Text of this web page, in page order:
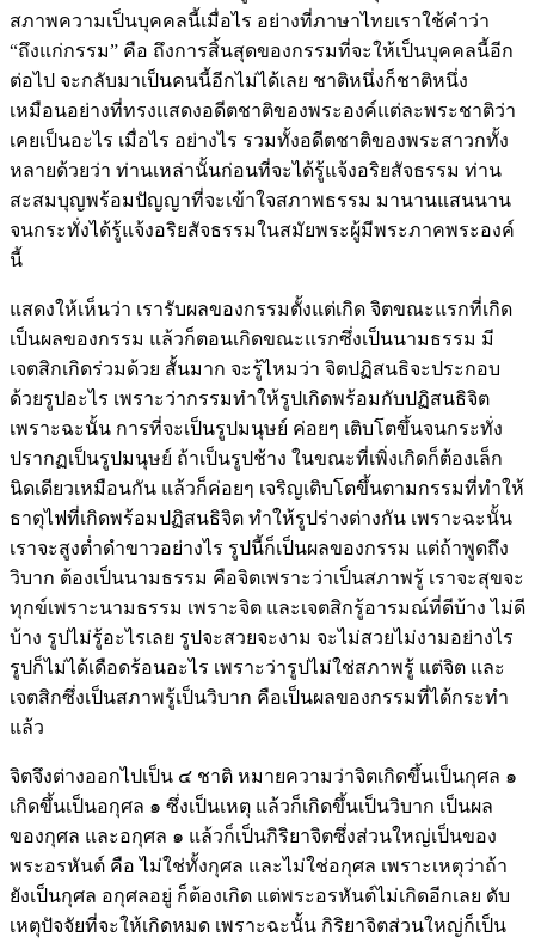
สภาพความเป็นบุคคลนี้เมื่อไร อย่างที่ภาษาไทยเราใช้คำว่า
“ถึงแก่กรรม” คือ ถึงการสิ้นสุดของกรรมที่จะให้เป็นบุคคลนี้อีก
ต่อไป จะกลับมาเป็นคนนี้อีกไม่ได้เลย ชาติหนึ่งก็ชาติหนึ่ง
เหมือนอย่างที่ทรงแสดงอดีตชาติของพระองค์แต่ละพระชาติว่า
เคยเป็นอะไร เมื่อไร อย่างไร รวมทั้งอดีตชาติของพระสาวกทั้ง
หลายด้วยว่า ท่านเหล่านั้นก่อนที่จะได้รู้แจ้งอริยสัจธรรม ท่าน
สะสมบุญพร้อมปัญญาที่จะเข้าใจสภาพธรรม มานานแสนนาน
จนกระทั่งได้รู้แจ้งอริยสัจธรรมในสมัยพระผู้มีพระภาคพระองค์
นี้
แสดงให้เห็นว่า เรารับผลของกรรมตั้งแต่เกิด จิตขณะแรกที่เกิด
เป็นผลของกรรม แล้วก็ตอนเกิดขณะแรกซึ่งเป็นนามธรรม มี
เจตสิกเกิดร่วมด้วย สั้นมาก จะรู้ไหมว่า จิตปฏิสนธิจะประกอบ
ด้วยรูปอะไร เพราะว่ากรรมทำให้รูปเกิดพร้อมกับปฏิสนธิจิต
เพราะฉะนั้น การที่จะเป็นรูปมนุษย์ ค่อยๆ เติบโตขึ้นจนกระทั่ง
ปรากฏเป็นรูปมนุษย์ ถ้าเป็นรูปช้าง ในขณะที่เพิ่งเกิดก็ต้องเล็ก
นิดเดียวเหมือนกัน แล้วก็ค่อยๆ เจริญเติบโตขึ้นตามกรรมที่ทำให้
ธาตุไฟที่เกิดพร้อมปฏิสนธิจิต ทำให้รูปร่างต่างกัน เพราะฉะนั้น
เราจะสูงต่ำดำขาวอย่างไร รูปนี้ก็เป็นผลของกรรม แต่ถ้าพูดถึง
วิบาก ต้องเป็นนามธรรม คือจิตเพราะว่าเป็นสภาพรู้ เราจะสุขจะ
ทุกข์เพราะนามธรรม เพราะจิต และเจตสิกรู้อารมณ์ที่ดีบ้าง ไม่ดี
บ้าง รูปไม่รู้อะไรเลย รูปจะสวยจะงาม จะไม่สวยไม่งามอย่างไร
รูปก็ไม่ได้เดือดร้อนอะไร เพราะว่ารูปไม่ใช่สภาพรู้ แต่จิต และ
เจตสิกซึ่งเป็นสภาพรู้เป็นวิบาก คือเป็นผลของกรรมที่ได้กระทำ
แล้ว
จิตจึงต่างออกไปเป็น ๔ ชาติ หมายความว่าจิตเกิดขึ้นเป็นกุศล ๑
เกิดขึ้นเป็นอกุศล ๑ ซึ่งเป็นเหตุ แล้วก็เกิดขึ้นเป็นวิบาก เป็นผล
ของกุศล และอกุศล ๑ แล้วก็เป็นกิริยาจิตซึ่งส่วนใหญ่เป็นของ
พระอรหันต์ คือ ไม่ใช่ทั้งกุศล และไม่ใช่อกุศล เพราะเหตุว่าถ้า
ยังเป็นกุศล อกุศลอยู่ ก็ต้องเกิด แต่พระอรหันต์ไม่เกิดอีกเลย ดับ
เหตุปัจจัยที่จะให้เกิดหมด เพราะฉะนั้น กิริยาจิตส่วนใหญ่ก็เป็น